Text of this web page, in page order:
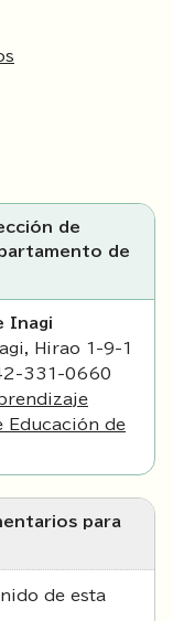
de
de
Inagi
Hirao 1-9-1
331-0660
Educación de
para
de esta